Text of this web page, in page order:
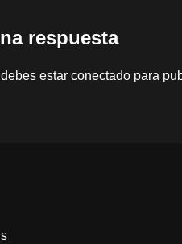
respuesta
estar conectado para